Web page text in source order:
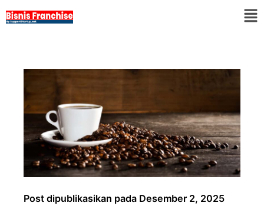
Post dipublikasikan pada Desember 2, 2025